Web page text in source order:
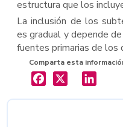
estructura que los
La inclusión de los
es gradual y depende
fuentes primarias de los
Comparta esta
X LinkedIn